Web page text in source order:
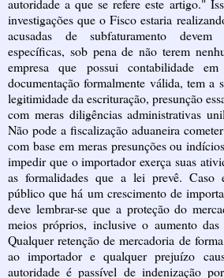
autoridade a que se refere este artigo."
investigações que o Fisco estaria
acusadas de subfaturamento
específicas, sob pena de não terem
empresa que possui contabilidade
documentação formalmente válida, tem a
legitimidade da escrituração, presunção
com meras diligências administrativas
Não pode a fiscalização aduaneira
com base em meras presunções ou
impedir que o importador exerça suas
as formalidades que a lei prevê. Caso
público que há um crescimento de
deve lembrar-se que a proteção do
meios próprios, inclusive o aumento das
Qualquer retenção de mercadoria de
ao importador e qualquer prejuízo
autoridade é passível de indenização